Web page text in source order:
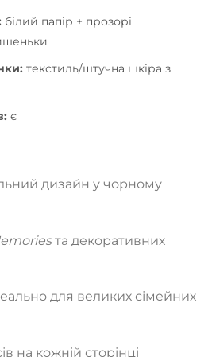
білий папір + прозорі
текстиль/штучна шкіра з
є
дизайн у чорному
та декоративних
для великих сімейних
на кожній сторінці